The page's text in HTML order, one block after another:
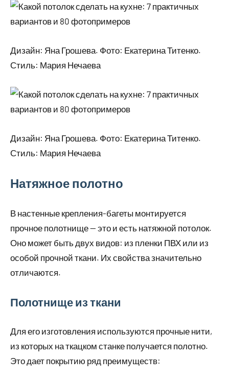
Дизайн: Яна Грошева. Фото: Екатерина Титенко.
Стиль: Мария Нечаева
Дизайн: Яна Грошева. Фото: Екатерина Титенко.
Стиль: Мария Нечаева
Натяжное полотно
В настенные крепления-багеты монтируется
прочное полотнище — это и есть натяжной потолок.
Оно может быть двух видов: из пленки ПВХ или из
особой прочной ткани. Их свойства значительно
отличаются.
Полотнище из ткани
Для его изготовления используются прочные нити,
из которых на ткацком станке получается полотно.
Это дает покрытию ряд преимуществ: